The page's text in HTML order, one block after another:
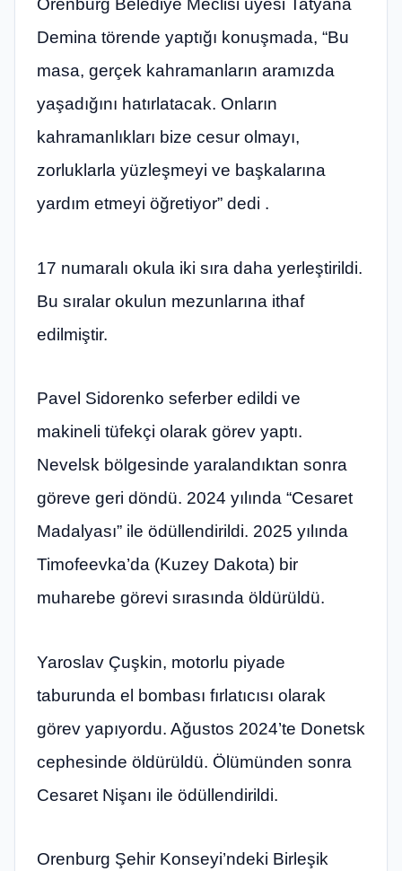
Orenburg Belediye Meclisi üyesi Tatyana
Demina törende yaptığı konuşmada, “Bu
masa, gerçek kahramanların aramızda
yaşadığını hatırlatacak. Onların
kahramanlıkları bize cesur olmayı,
zorluklarla yüzleşmeyi ve başkalarına
yardım etmeyi öğretiyor” dedi .
17 numaralı okula iki sıra daha yerleştirildi.
Bu sıralar okulun mezunlarına ithaf
edilmiştir.
Pavel Sidorenko seferber edildi ve
makineli tüfekçi olarak görev yaptı.
Nevelsk bölgesinde yaralandıktan sonra
göreve geri döndü. 2024 yılında “Cesaret
Madalyası” ile ödüllendirildi. 2025 yılında
Timofeevka’da (Kuzey Dakota) bir
muharebe görevi sırasında öldürüldü.
Yaroslav Çuşkin, motorlu piyade
taburunda el bombası fırlatıcısı olarak
görev yapıyordu. Ağustos 2024’te Donetsk
cephesinde öldürüldü. Ölümünden sonra
Cesaret Nişanı ile ödüllendirildi.
Orenburg Şehir Konseyi’ndeki Birleşik